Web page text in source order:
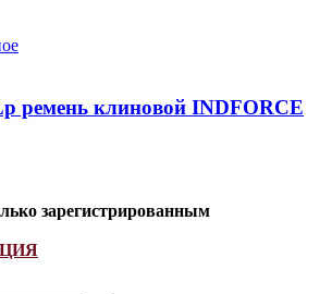
ремень клиновой INDFORCE
зарегистрированным